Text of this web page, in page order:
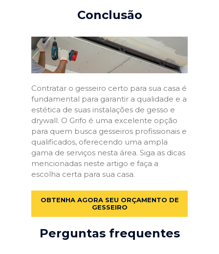
Conclusão
Contratar o gesseiro certo para sua casa é
fundamental para garantir a qualidade e a
estética de suas instalações de gesso e
drywall. O Grifo é uma excelente opção
para quem busca gesseiros profissionais e
qualificados, oferecendo uma ampla
gama de serviços nesta área. Siga as dicas
mencionadas neste artigo e faça a
escolha certa para sua casa.
OBTENHA AGORA SEU ORÇAMENTO DE
GESSEIRO
Perguntas frequentes